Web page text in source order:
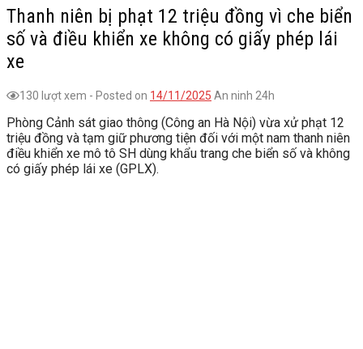
Thanh niên bị phạt 12 triệu đồng vì che biển
số và điều khiển xe không có giấy phép lái
xe
130 lượt xem - Posted on 14/11/2025 An ninh 24h
Phòng Cảnh sát giao thông (Công an Hà Nội) vừa xử phạt 12
triệu đồng và tạm giữ phương tiện đối với một nam thanh niên
điều khiển xe mô tô SH dùng khẩu trang che biển số và không
có giấy phép lái xe (GPLX).